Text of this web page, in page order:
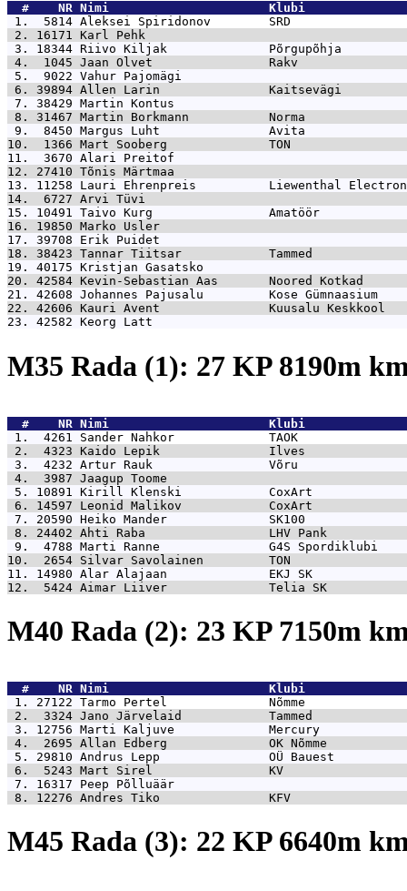
  #    NR
Nimi                      Klubi
1.  5814 Aleksei Spiridonov        SRD
2. 16171 Karl Pehk
3. 18344 Riivo Kiljak              Põrgupõhja
4.  1045 Jaan Olvet                Rakv
5.  9022 Vahur Pajomägi
6. 39894 Allen Larin               Kaitsevägi
7. 38429 Martin Kontus
8. 31467 Martin Borkmann           Norma
9.  8450 Margus Luht               Avita
10.  1366 Mart Sooberg              TON
11.  3670 Alari Preitof
12. 27410 Tõnis Märtmaa
13. 11258 Lauri Ehrenpreis          Liewenthal
14.  6727 Arvi Tüvi
15. 10491 Taivo Kurg                Amatöör
16. 19850 Marko Usler
17. 39708 Erik Puidet
18. 38423 Tannar Tiitsar            Tammed
19. 40175 Kristjan Gasatsko
20. 42584 Kevin-Sebastian Aas       Noored Kotkad
21. 42608 Johannes Pajusalu         Kose Gümnaasium
22. 42606 Kauri Avent               Kuusalu Keskkool
23. 42582 Keorg Latt
M35 Rada (1): 27 KP 8190m
  #    NR
Nimi                      Klubi
1.  4261 Sander Nahkor             TAOK
2.  4323 Kaido Lepik               Ilves
3.  4232 Artur Rauk                Võru
4.  3987 Jaagup Toome
5. 10891 Kirill Klenski            CoxArt
6. 14597 Leonid Malikov            CoxArt
7. 20590 Heiko Mander              SK100
8. 24402 Ahti Raba                 LHV Pank
9.  4788 Marti Ranne               G4S Spordiklubi
10.  2654 Silvar Savolainen         TON
11. 14980 Alar Alajaan              EKJ SK
12.  5424 Aimar Liiver              Telia SK
M40 Rada (2): 23 KP 7150m
  #    NR
Nimi                      Klubi
1. 27122 Tarmo Pertel              Nõmme
2.  3324 Jano Järvelaid            Tammed
3. 12756 Marti Kaljuve             Mercury
4.  2695 Allan Edberg              OK Nõmme
5. 29810 Andrus Lepp               OÜ Bauest
6.  5243 Mart Sirel                KV
7. 16317 Peep Põlluäär
8. 12276 Andres Tiko               KFV
M45 Rada (3): 22 KP 6640m